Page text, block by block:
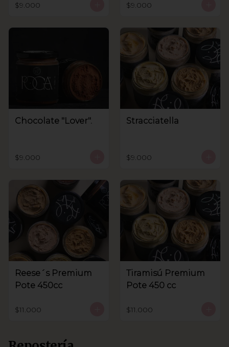
$9.000 $9.000
Chocolate "Lover".
$9.000
Stracciatella
$9.000
Reese´s Premium
Pote 450cc
$11.000
Tiramisú Premium
Pote 450 cc
$11.000